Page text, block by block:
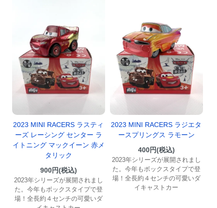
2023 MINI RACERS ラスティ
ーズ レーシング センター ラ
イトニング マックイーン 赤メ
タリック
900円(税込)
2023年シリーズが展開されまし
た。今年もボックスタイプで登
場！全長約４センチの可愛いダ
2023 MINI RACERS ラジエタ
ースプリングス ラモーン
400円(税込)
2023年シリーズが展開されまし
た。今年もボックスタイプで登
場！全長約４センチの可愛いダ
イキャストカー